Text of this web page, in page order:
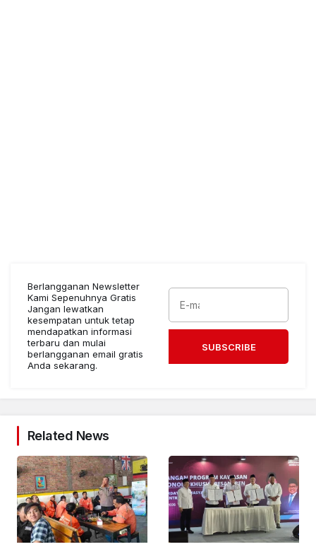
Berlangganan Newsletter
Kami Sepenuhnya Gratis
Jangan lewatkan
kesempatan untuk tetap
mendapatkan informasi
terbaru dan mulai
berlangganan email gratis
Anda sekarang.
SUBSCRIBE
Related News